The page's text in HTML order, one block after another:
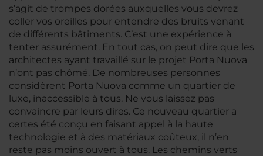
s’agit de trompes dorées auxquelles vous devrez
coller vos oreilles pour entendre des bruits venant
de différents bâtiments. C’est une expérience à
tenter assurément. En tout cas, on peut dire que les
architectes ayant travaillé sur le projet Porta Nuova
n’ont pas chômé. De nombreuses personnes
considèrent Porta Nuova comme un quartier de
luxe, inaccessible à tous. Ne vous laissez pas
convaincre par leurs dires. Ce nouveau quartier a
certes été conçu en faisant appel à la haute
technologie et à des matériaux coûteux, il n’en
reste pas moins ouvert à tous. Les chemins verts